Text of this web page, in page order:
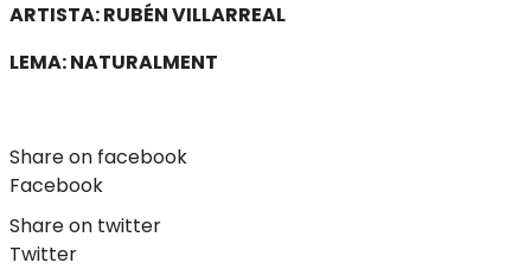
ARTISTA: RUBÉN VILLARREAL
LEMA: NATURALMENT
Share on facebook
Facebook
Share on twitter
Twitter